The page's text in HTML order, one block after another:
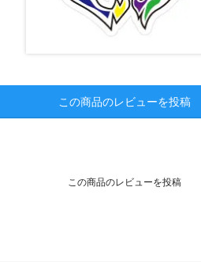
この商品のレビューを投稿
この商品のレビューを投稿